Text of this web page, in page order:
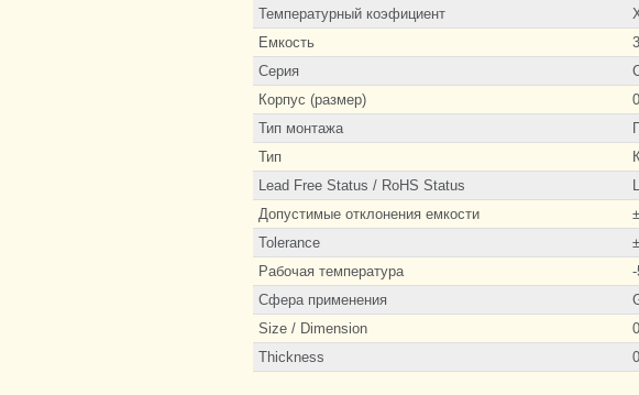
Температурный коэфициент
Емкость
Серия
Корпус (размер)
Тип монтажа
Тип
Lead Free Status / RoHS Status
Допустимые отклонения емкости
Tolerance
Рабочая температура
Сфера применения
Size / Dimension
Thickness